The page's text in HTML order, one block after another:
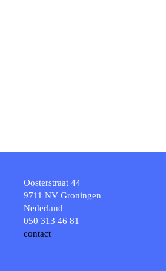
Oosterstraat 44
9711 NV Groningen
Nederland
050 313 46 81
contact